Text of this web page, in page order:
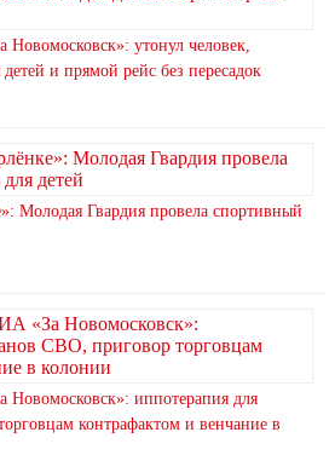
утонул человек,
и прямой рейс без пересадок
Молодая Гвардия провела спортивный
иппотерапия для
контрафактом и венчание в